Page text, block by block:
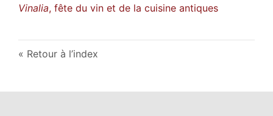
Vinalia, fête du vin et de la cuisine antiques
Retour à l’index